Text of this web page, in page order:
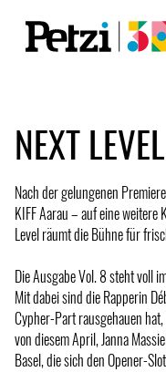
NEXT
Nach der gelungenen
KIFF Aarau – auf eine weitere
Level räumt die Bühne für
Die Ausgabe Vol. 8 steht voll
Mit dabei sind die Rapperin
Cypher-Part rausgehauen
von diesem April, Janna
Basel, die sich den Opener-